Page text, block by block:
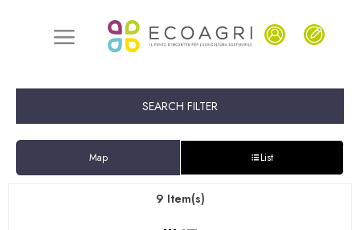
SEARCH FILTER
Map List
9 Item(s)